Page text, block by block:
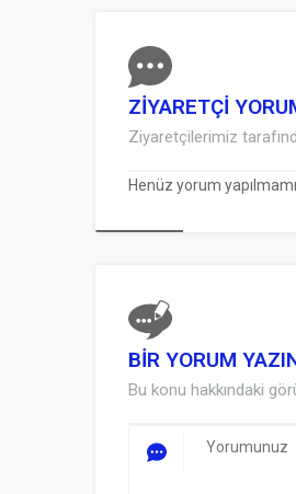
ZİYARETÇİ
Ziyaretçilerimiz
Henüz yorum
BİR YORUM
Bu konu hakkındaki